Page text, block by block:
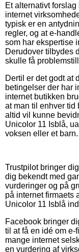
Et alternativt
internet
typisk er en
regler, og at e-
som har ekspertise
Derudover tilbydes
skulle få
Dertil er det godt at
betingelser der har
internet butikken
at man til enhver tid
altid vil kunne
Unicolor 11 Isblå,
voksen eller et barn.
Trustpilot bringer
dig bekendt med
vurderinger og på
på internet firmaets
Unicolor 11 Isblå
Facebook bringer
til at få en idé om e-
mange internet
en vurdering af